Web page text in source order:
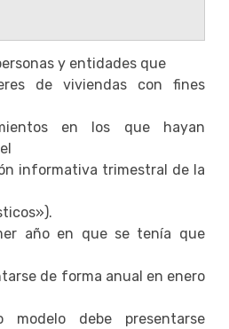
y entidades que
de viviendas con fines
en los que hayan
informativa trimestral de la
año en que se tenía que
de forma anual en enero
debe presentarse